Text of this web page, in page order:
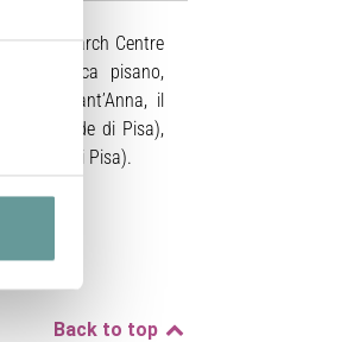
Research Centre
di ricerca pisano,
Sant’Anna, il
(sede di Pisa),
(sede di Pisa).
Back to top